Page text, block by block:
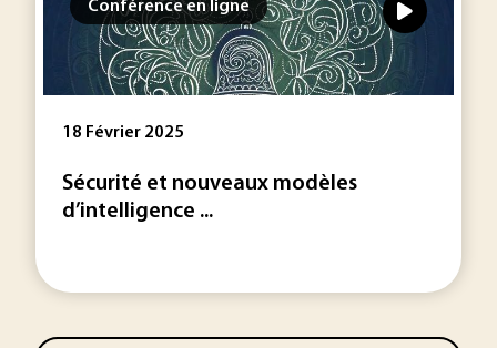
Conférence en ligne
18 Février 2025
Sécurité et nouveaux modèles
d’intelligence ...